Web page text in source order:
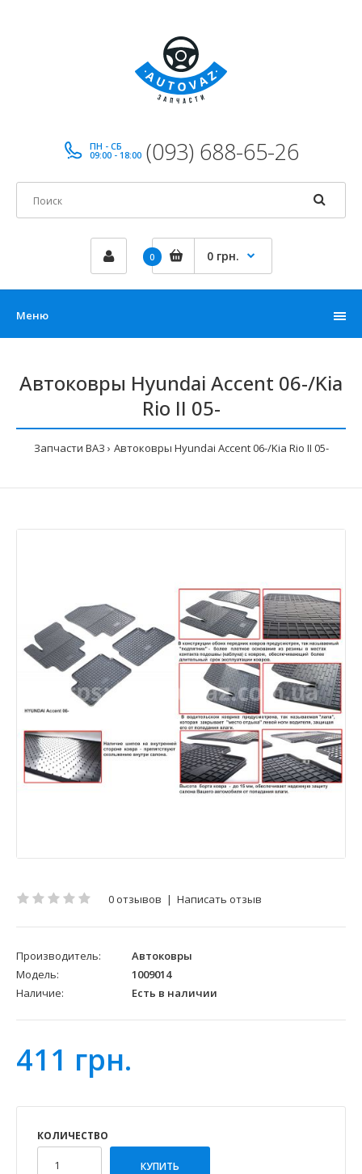
ПН - СБ
09:00 - 18:00 (093) 688-65-26
0 0 грн.
Меню
Автоковры Hyundai Accent 06-/Kia
Rio II 05-
Запчасти ВАЗ Автоковры Hyundai Accent 06-/Kia Rio II 05-
0 отзывов | Написать отзыв
Производитель:
Автоковры
Модель:
1009014
Наличие:
Есть в наличии
411 грн.
КОЛИЧЕСТВО